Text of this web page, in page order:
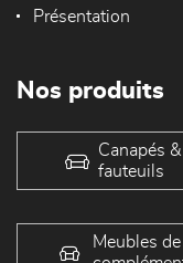
Présentation
Nos produits
Canapés &
fauteuils
Meubles de